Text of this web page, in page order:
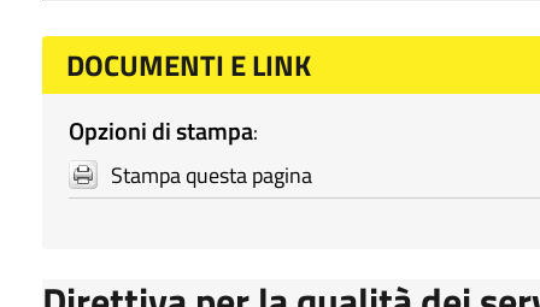
DOCUMENTI E LINK
Opzioni di stampa:
Stampa questa pagina